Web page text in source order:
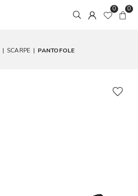
0 0
| SCARPE | PANTOFOLE